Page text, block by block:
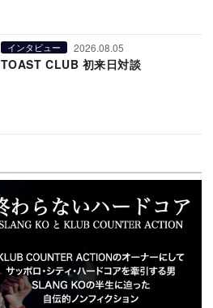
インタビュー 2026.08.05
TOAST CLUB 初来日対談